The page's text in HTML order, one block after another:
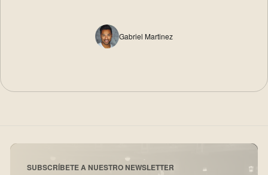
Gabriel Martinez
SUBSCRÍBETE A NUESTRO NEWSLETTER